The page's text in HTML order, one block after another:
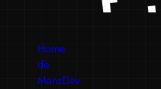
Home
de
ManzDev